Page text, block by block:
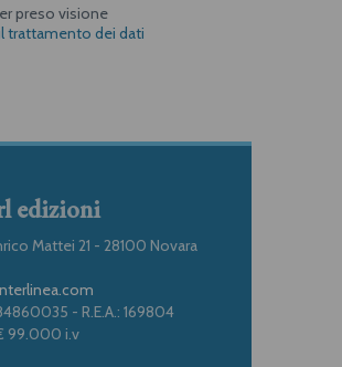
preso visione
trattamento dei dati
edizioni
Mattei 21 - 28100 Novara
- R.E.A.: 169804
99.000 i.v